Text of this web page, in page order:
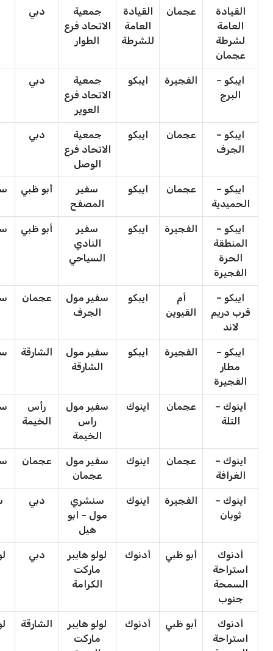
القيادة
العامة
لشرطة
عجمان
عجمان
القيادة
العامة
للشرطة
جمعية
الاتحاد فرع
الطوار
دبي
ايبكو –
البرج
الفجيرة ايبكو
جمعية
الاتحاد فرع
العوير
دبي
ايبكو –
الجرف
عجمان ايبكو
جمعية
الاتحاد فرع
الوصل
دبي
ايبكو –
الحميدية
عجمان ايبكو
سفير
المصفح
أبو ظبي
ايبكو –
المنطقة
الحرة
الفجيرة
الفجيرة ايبكو
سفير
النادي
السياحي
أبو ظبي
ايبكو –
قرب دريم
لاند
أم
القيوين
ايبكو
سفير مول
الجرف
عجمان
ايبكو –
مطار
الفجيرة
الفجيرة ايبكو
سفير مول
الشارقة
الشارقة
اينوك –
التلة
عجمان اينوك
سفير مول
راس
الخيمة
رأس
الخيمة
اينوك –
الغرافة
عجمان اينوك
سفير مول
عجمان
عجمان
اينوك –
ثوبان
الفجيرة اينوك
سنشري
مول – ابو
هيل
دبي
أدنوك
استراحة
السمحة
جنوب
أبو ظبي أدنوك
لولو هايبر
ماركت
الكرامة
دبي
أدنوك
استراحة
أبو ظبي أدنوك
لولو هايبر
ماركت
الشارقة